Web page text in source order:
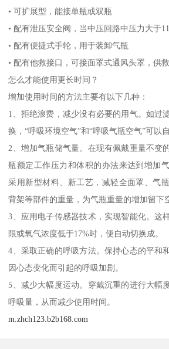
• 可扩展型，能接单瓶或双瓶
• 配有泄压安全阀，当中压回路中压力大于
• 配有便捷式手轮，用于装卸气瓶
• 配有他救接口，可接面罩式通风头罩，供
怎么才能使用更长时间？
增加使用时间的方法主要有以下几种：
1、拒绝浪费，减少没有必要的用气。如过
换，“呼吸环境空气”和“呼吸气瓶空气”可以
2、增加气瓶储气量。在现有佩戴重量不变
瓶额定工作压力和体积的办法来达到增加
采用新型材料、新工艺，减轻全面罩、气
背架等部件的重量，为气瓶重量的增加留下
3、应用电子传感器技术，实现智能化。这
限或氧气浓度低于17%时，便自动切换成。
4、采取正确的呼吸方法。保持心态的平和
因心态变化而引起的呼吸加剧。
5、减少大幅度运动。穿戴沉重的进行大幅
呼吸量，从而减少使用时间。
m.zhch123.b2b168.com